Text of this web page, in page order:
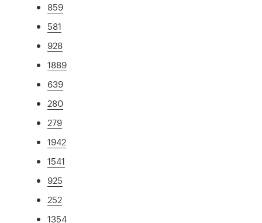
859
581
928
1889
639
280
279
1942
1541
925
252
1354